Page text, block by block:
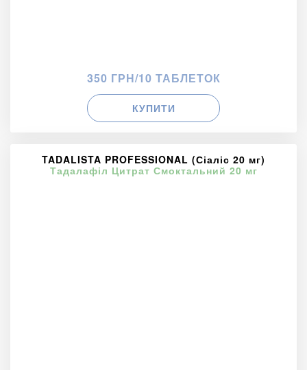
350 ГРН/10 ТАБЛЕТОК
КУПИТИ
TADALISTA PROFESSIONAL (Сіаліс 20 мг)
Тадалафіл Цитрат Смоктальний 20 мг